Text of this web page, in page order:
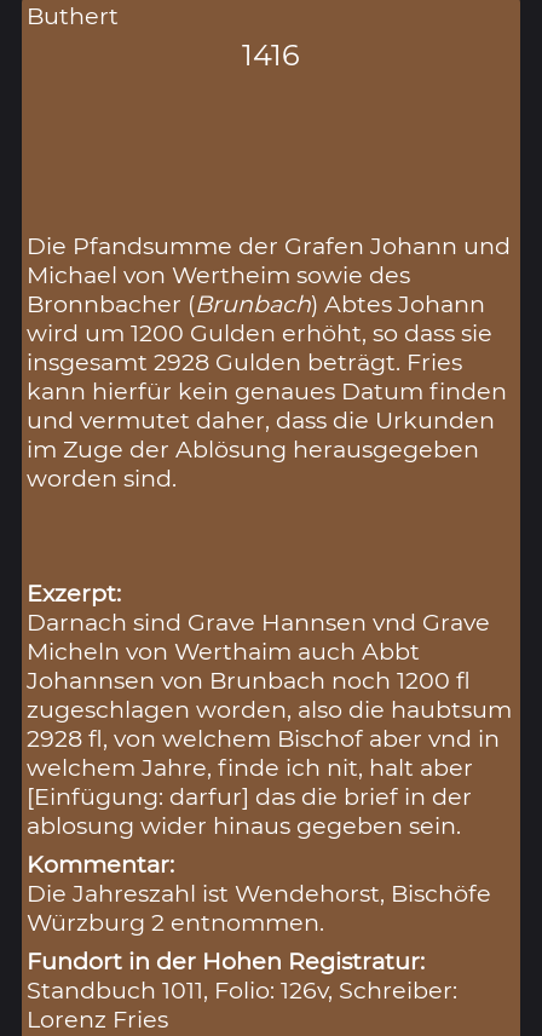
Buthert
1416
Die Pfandsumme der Grafen Johann und
Michael von Wertheim sowie des
Bronnbacher (Brunbach) Abtes Johann
wird um 1200 Gulden erhöht, so dass sie
insgesamt 2928 Gulden beträgt. Fries
kann hierfür kein genaues Datum finden
und vermutet daher, dass die Urkunden
im Zuge der Ablösung herausgegeben
worden sind.
Exzerpt:
Darnach sind Grave Hannsen vnd Grave
Micheln von Werthaim auch Abbt
Johannsen von Brunbach noch 1200 fl
zugeschlagen worden, also die haubtsum
2928 fl, von welchem Bischof aber vnd in
welchem Jahre, finde ich nit, halt aber
[Einfügung: darfur] das die brief in der
ablosung wider hinaus gegeben sein.
Kommentar:
Die Jahreszahl ist Wendehorst, Bischöfe
Würzburg 2 entnommen.
Fundort in der Hohen Registratur:
Standbuch 1011, Folio: 126v, Schreiber:
Lorenz Fries